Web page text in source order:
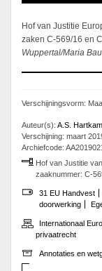
Hof van Justitie
zaken C-569/16 en
Wuppertal/Maria
Verschijningsvorm:
Auteur(s): A.S.
Verschijning: maart
Archiefcode:
Hof van Justitie
zaaknummer: C-
31 EU Handvest
doorwerking
Internationaal
privaatrecht
Annotaties en